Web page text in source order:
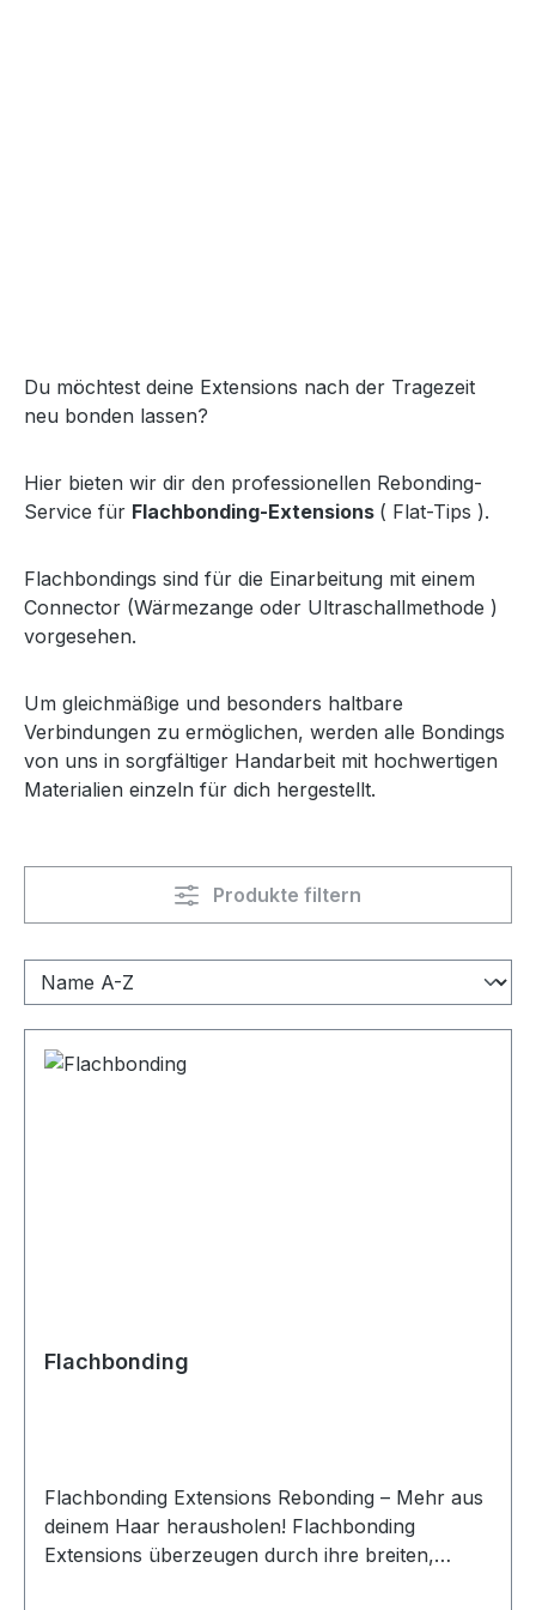
Du möchtest deine Extensions nach der Tragezeit
neu bonden lassen?
Hier bieten wir dir den professionellen Rebonding-
Service für Flachbonding-Extensions ( Flat-Tips ).
Flachbondings sind für die Einarbeitung mit einem
Connector (Wärmezange oder Ultraschallmethode )
vorgesehen.
Um gleichmäßige und besonders haltbare
Verbindungen zu ermöglichen, werden alle Bondings
von uns in sorgfältiger Handarbeit mit hochwertigen
Materialien einzeln für dich hergestellt.
Produkte filtern
Flachbonding
Flachbonding Extensions Rebonding – Mehr aus
deinem Haar herausholen! Flachbonding
Extensions überzeugen durch ihre breiten,